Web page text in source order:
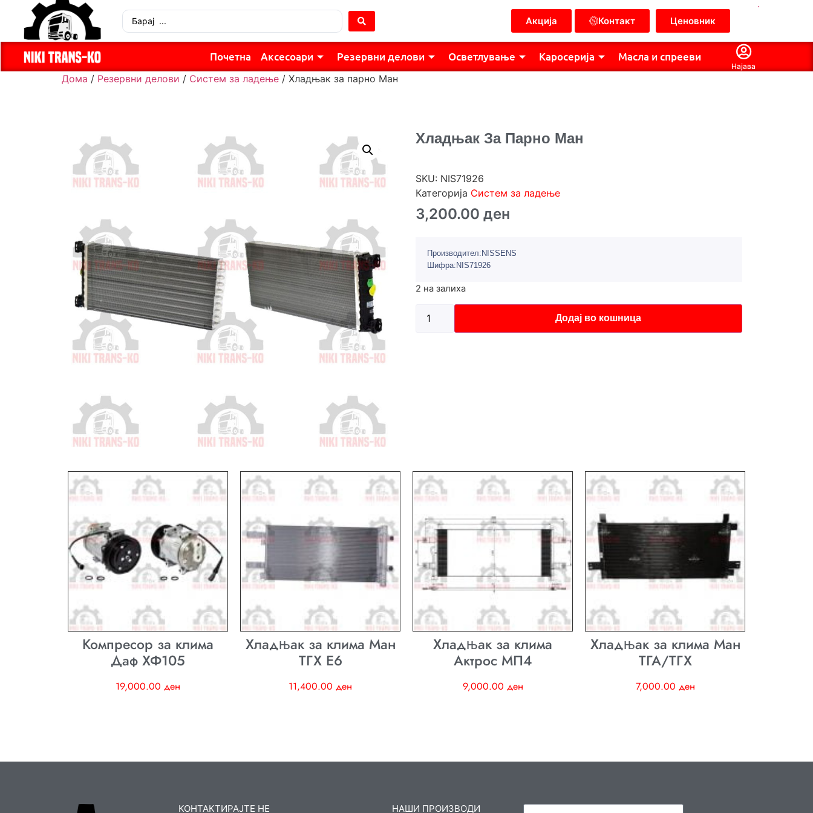
Акција Контакт Ценовник
.
Почетна Аксесоари Резервни делови Осветлување Каросерија Масла и спрееви
Најава
Дома / Резервни делови / Систем за ладење / Хладњак за парно Ман
Хладњак За Парно Ман
SKU: NIS71926
Категорија Систем за ладење
3,200.00 ден
Производител:NISSENS
Шифра:NIS71926
2 на залиха
Додај во кошница
Компресор за клима
Даф ХФ105
19,000.00 ден
Хладњак за клима Ман
ТГХ E6
11,400.00 ден
Хладњак за клима
Актрос МП4
9,000.00 ден
Хладњак за клима Ман
ТГА/ТГХ
7,000.00 ден
КОНТАКТИРАЈТЕ НЕ НАШИ ПРОИЗВОДИ